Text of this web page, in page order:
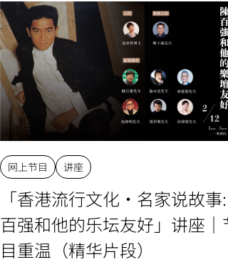
网上节目 讲座
「香港流行文化・名家说故事
百强和他的乐坛友好」讲座｜
目重温（精华片段）